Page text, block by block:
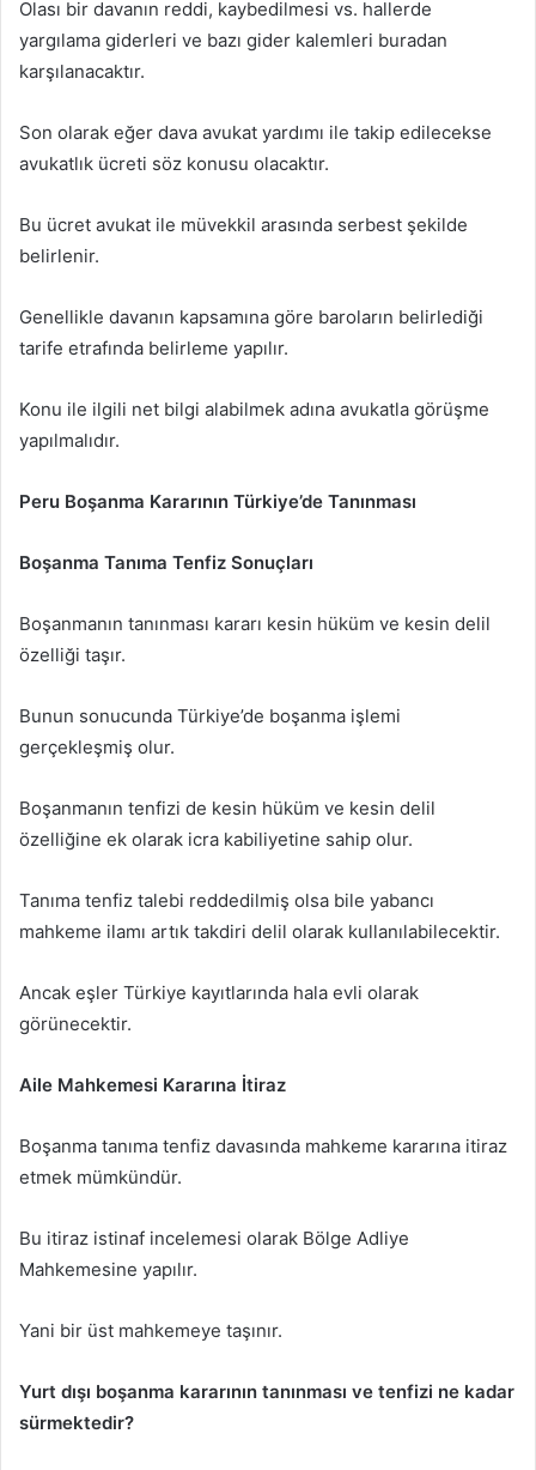
Olası bir davanın reddi, kaybedilmesi vs. hallerde
yargılama giderleri ve bazı gider kalemleri buradan
karşılanacaktır.
Son olarak eğer dava avukat yardımı ile takip edilecekse
avukatlık ücreti söz konusu olacaktır.
Bu ücret avukat ile müvekkil arasında serbest şekilde
belirlenir.
Genellikle davanın kapsamına göre baroların belirlediği
tarife etrafında belirleme yapılır.
Konu ile ilgili net bilgi alabilmek adına avukatla görüşme
yapılmalıdır.
Peru Boşanma Kararının Türkiye’de Tanınması
Boşanma Tanıma Tenfiz Sonuçları
Boşanmanın tanınması kararı kesin hüküm ve kesin delil
özelliği taşır.
Bunun sonucunda Türkiye’de boşanma işlemi
gerçekleşmiş olur.
Boşanmanın tenfizi de kesin hüküm ve kesin delil
özelliğine ek olarak icra kabiliyetine sahip olur.
Tanıma tenfiz talebi reddedilmiş olsa bile yabancı
mahkeme ilamı artık takdiri delil olarak kullanılabilecektir.
Ancak eşler Türkiye kayıtlarında hala evli olarak
görünecektir.
Aile Mahkemesi Kararına İtiraz
Boşanma tanıma tenfiz davasında mahkeme kararına itiraz
etmek mümkündür.
Bu itiraz istinaf incelemesi olarak Bölge Adliye
Mahkemesine yapılır.
Yani bir üst mahkemeye taşınır.
Yurt dışı boşanma kararının tanınması ve tenfizi ne kadar
sürmektedir?